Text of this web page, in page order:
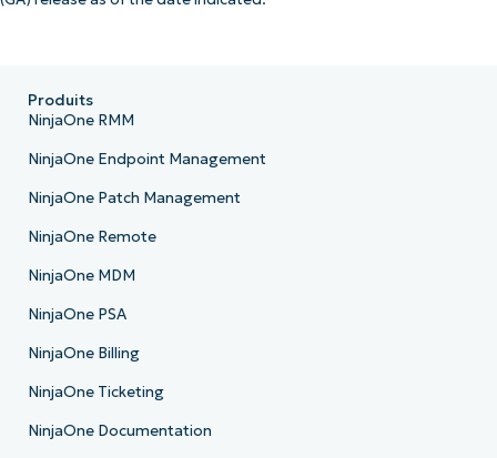
Produits
NinjaOne RMM
NinjaOne Endpoint Management
NinjaOne Patch Management
NinjaOne Remote
NinjaOne MDM
NinjaOne PSA
NinjaOne Billing
NinjaOne Ticketing
NinjaOne Documentation